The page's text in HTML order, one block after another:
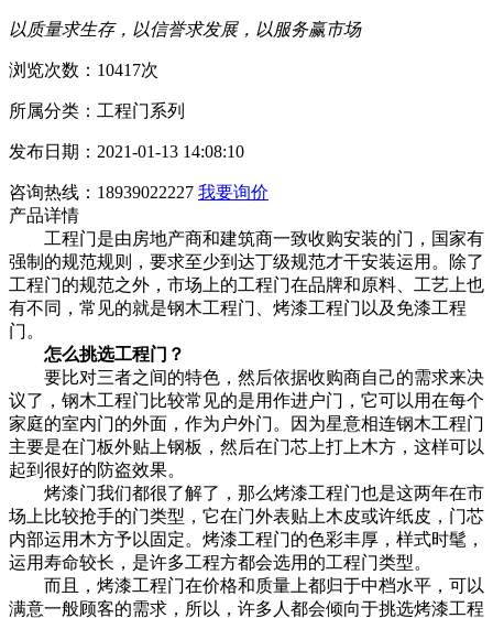
以质量求生存，以信誉求发展，以服务赢市场
浏览次数：10417次
所属分类：工程门系列
发布日期：2021-01-13 14:08:10
咨询热线：18939022227 我要询价
产品详情
工程门是由房地产商和建筑商一致收购安装的门，国家有
强制的规范规则，要求至少到达丁级规范才干安装运用。除了
工程门的规范之外，市场上的工程门在品牌和原料、工艺上也
有不同，常见的就是钢木工程门、烤漆工程门以及免漆工程
门。
怎么挑选工程门？
要比对三者之间的特色，然后依据收购商自己的需求来决
议了，钢木工程门比较常见的是用作进户门，它可以用在每个
家庭的室内门的外面，作为户外门。因为星意相连钢木工程门
主要是在门板外贴上钢板，然后在门芯上打上木方，这样可以
起到很好的防盗效果。
烤漆门我们都很了解了，那么烤漆工程门也是这两年在市
场上比较抢手的门类型，它在门外表贴上木皮或许纸皮，门芯
内部运用木方予以固定。烤漆工程门的色彩丰厚，样式时髦，
运用寿命较长，是许多工程方都会选用的工程门类型。
而且，烤漆工程门在价格和质量上都归于中档水平，可以
满意一般顾客的需求，所以，许多人都会倾向于挑选烤漆工程